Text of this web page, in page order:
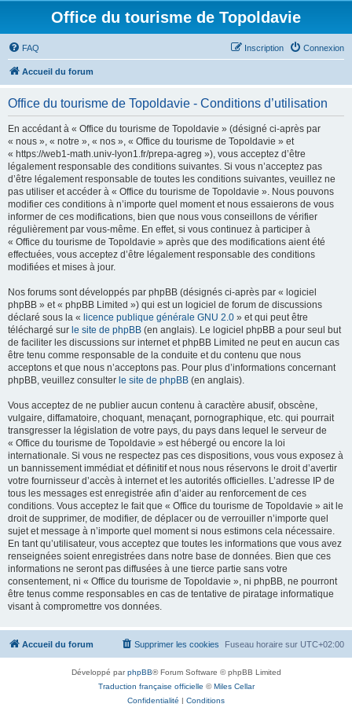
Office du tourisme de Topoldavie
FAQ Connexion
Inscription
Accueil du forum
Office du tourisme de Topoldavie - Conditions d’utilisation
En accédant à « Office du tourisme de Topoldavie » (désigné ci-après par
« nous », « notre », « nos », « Office du tourisme de Topoldavie » et
« https://web1-math.univ-lyon1.fr/prepa-agreg »), vous acceptez d’être
légalement responsable des conditions suivantes. Si vous n’acceptez pas
d’être légalement responsable de toutes les conditions suivantes, veuillez ne
pas utiliser et accéder à « Office du tourisme de Topoldavie ». Nous pouvons
modifier ces conditions à n’importe quel moment et nous essaierons de vous
informer de ces modifications, bien que nous vous conseillons de vérifier
régulièrement par vous-même. En effet, si vous continuez à participer à
« Office du tourisme de Topoldavie » après que des modifications aient été
effectuées, vous acceptez d’être légalement responsable des conditions
modifiées et mises à jour.
Nos forums sont développés par phpBB (désignés ci-après par « logiciel
phpBB » et « phpBB Limited ») qui est un logiciel de forum de discussions
déclaré sous la « licence publique générale GNU 2.0 » et qui peut être
téléchargé sur le site de phpBB (en anglais). Le logiciel phpBB a pour seul but
de faciliter les discussions sur internet et phpBB Limited ne peut en aucun cas
être tenu comme responsable de la conduite et du contenu que nous
acceptons et que nous n’acceptons pas. Pour plus d’informations concernant
phpBB, veuillez consulter le site de phpBB (en anglais).
Vous acceptez de ne publier aucun contenu à caractère abusif, obscène,
vulgaire, diffamatoire, choquant, menaçant, pornographique, etc. qui pourrait
transgresser la législation de votre pays, du pays dans lequel le serveur de
« Office du tourisme de Topoldavie » est hébergé ou encore la loi
internationale. Si vous ne respectez pas ces dispositions, vous vous exposez à
un bannissement immédiat et définitif et nous nous réservons le droit d’avertir
votre fournisseur d’accès à internet et les autorités officielles. L’adresse IP de
tous les messages est enregistrée afin d’aider au renforcement de ces
conditions. Vous acceptez le fait que « Office du tourisme de Topoldavie » ait le
droit de supprimer, de modifier, de déplacer ou de verrouiller n’importe quel
sujet et message à n’importe quel moment si nous estimons cela nécessaire.
En tant qu’utilisateur, vous acceptez que toutes les informations que vous avez
renseignées soient enregistrées dans notre base de données. Bien que ces
informations ne seront pas diffusées à une tierce partie sans votre
consentement, ni « Office du tourisme de Topoldavie », ni phpBB, ne pourront
être tenus comme responsables en cas de tentative de piratage informatique
visant à compromettre vos données.
Accueil du forum Fuseau horaire sur UTC+02:00
Supprimer les cookies
Développé parphpBB® Forum Software © phpBB Limited
Traduction française officielle ©Miles Cellar
Confidentialité | Conditions